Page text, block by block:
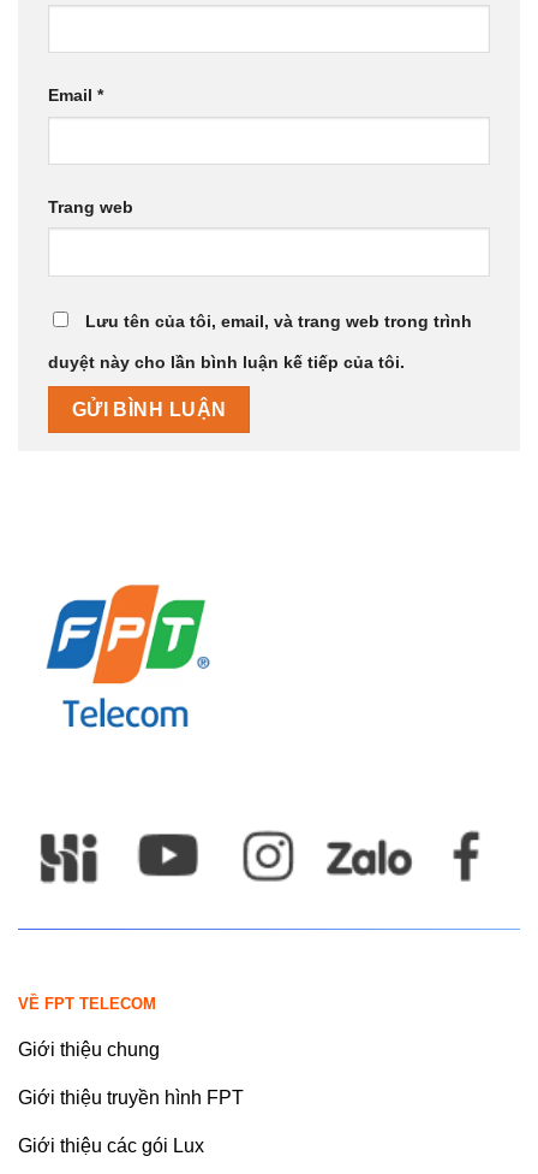
Email *
Trang web
Lưu tên của tôi, email, và trang web trong trình
duyệt này cho lần bình luận kế tiếp của tôi.
VỀ FPT TELECOM
Giới thiệu chung
Giới thiệu truyền hình FPT
Giới thiệu các gói Lux